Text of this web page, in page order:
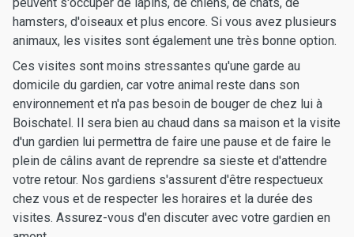
hamsters, d'oiseaux et plus encore. Si vous avez plusieurs
animaux, les visites sont également une très bonne option.
Ces visites sont moins stressantes qu'une garde au
domicile du gardien, car votre animal reste dans son
environnement et n'a pas besoin de bouger de chez lui à
Boischatel. Il sera bien au chaud dans sa maison et la visite
d'un gardien lui permettra de faire une pause et de faire le
plein de câlins avant de reprendre sa sieste et d'attendre
votre retour. Nos gardiens s'assurent d'être respectueux
chez vous et de respecter les horaires et la durée des
visites. Assurez-vous d'en discuter avec votre gardien en